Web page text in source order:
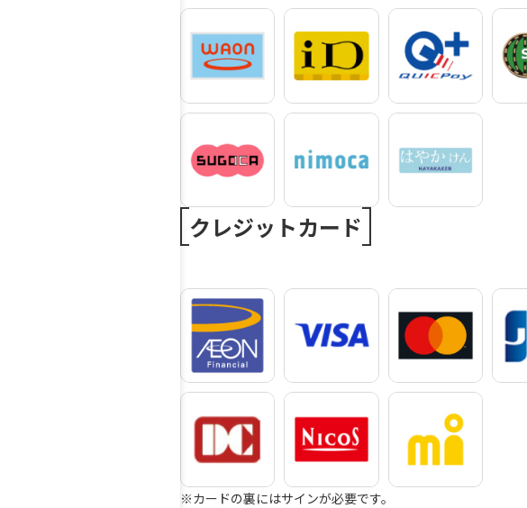
クレジットカード
※カードの裏にはサインが必要です。